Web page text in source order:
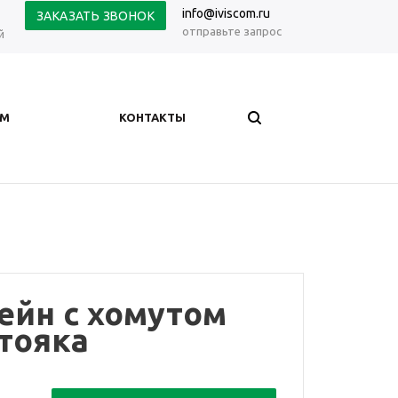
ЗАКАЗАТЬ ЗВОНОК info@iviscom.ru
отправьте запрос
КОНТАКТЫ
с хомутом